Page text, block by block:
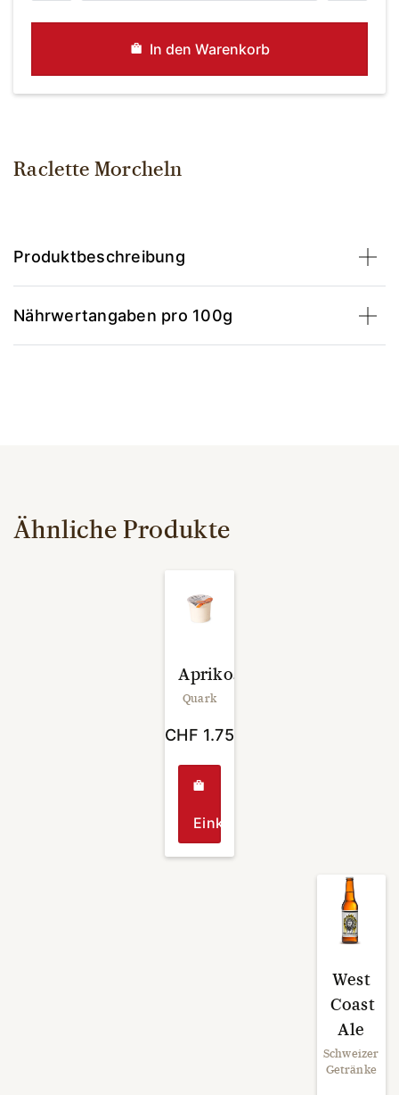
In den Warenkorb
Raclette Morcheln
Produktbeschreibung
Nährwertangaben pro 100g
Ähnliche Produkte
Aprikosenquark
Quark
CHF 1.75
Einkaufen
West
Coast
Ale
Schweizer
Getränke